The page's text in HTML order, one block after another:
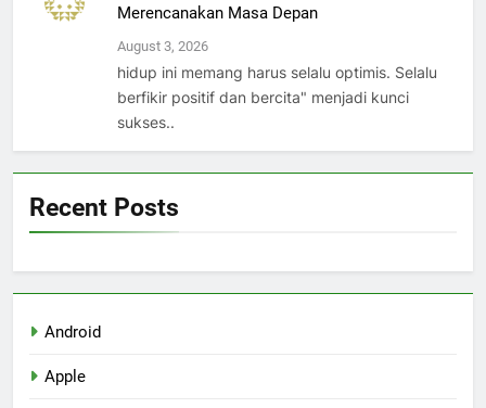
Merencanakan Masa Depan
August 3, 2026
hidup ini memang harus selalu optimis. Selalu
berfikir positif dan bercita" menjadi kunci
sukses..
Recent Posts
Android
Apple